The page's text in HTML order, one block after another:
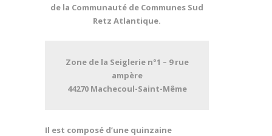
de la Communauté de Communes Sud
Retz Atlantique.
Zone de la Seiglerie n°1 – 9 rue
ampère
44270 Machecoul-Saint-Même
Il est composé d’une quinzaine